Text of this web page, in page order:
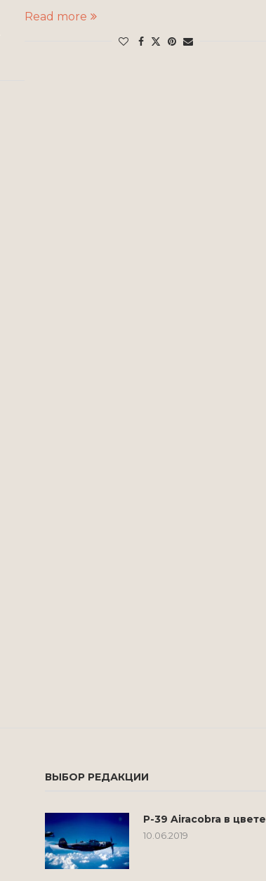
Read more
ВЫБОР РЕДАКЦИИ
P-39 Airacobra в цвете
10.06.2019